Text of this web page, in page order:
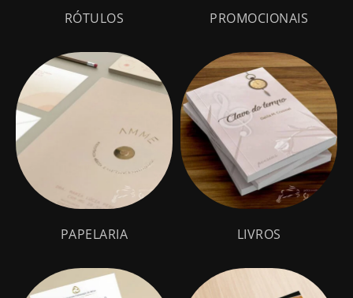
RÓTULOS PROMOCIONAIS
PAPELARIA LIVROS